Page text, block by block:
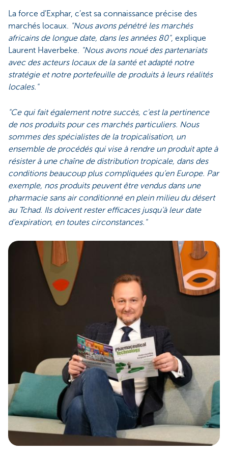
La force d’Exphar, c’est sa connaissance précise des
marchés locaux. "Nous avons pénétré les marchés
africains de longue date, dans les années 80", explique
Laurent Haverbeke. "Nous avons noué des partenariats
avec des acteurs locaux de la santé et adapté notre
stratégie et notre portefeuille de produits à leurs réalités
locales."
"Ce qui fait également notre succès, c'est la pertinence
de nos produits pour ces marchés particuliers. Nous
sommes des spécialistes de la tropicalisation, un
ensemble de procédés qui vise à rendre un produit apte à
résister à une chaîne de distribution tropicale, dans des
conditions beaucoup plus compliquées qu’en Europe. Par
exemple, nos produits peuvent être vendus dans une
pharmacie sans air conditionné en plein milieu du désert
au Tchad. Ils doivent rester efficaces jusqu’à leur date
d’expiration, en toutes circonstances."